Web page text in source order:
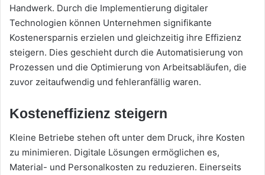
Handwerk. Durch die Implementierung digitaler
Technologien können Unternehmen signifikante
Kostenersparnis erzielen und gleichzeitig ihre Effizienz
steigern. Dies geschieht durch die Automatisierung von
Prozessen und die Optimierung von Arbeitsabläufen, die
zuvor zeitaufwendig und fehleranfällig waren.
Kosteneffizienz steigern
Kleine Betriebe stehen oft unter dem Druck, ihre Kosten
zu minimieren. Digitale Lösungen ermöglichen es,
Material- und Personalkosten zu reduzieren. Einerseits